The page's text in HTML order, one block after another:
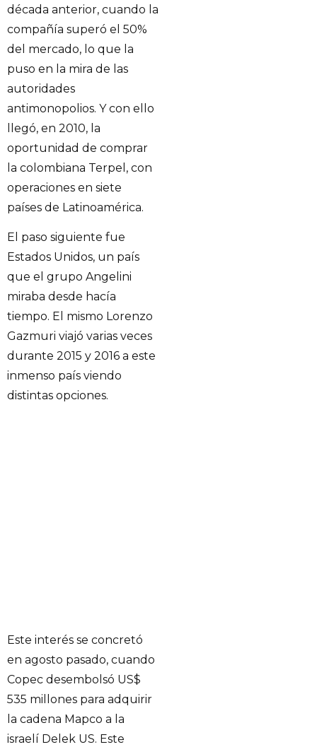
década anterior, cuando la
compañía superó el 50%
del mercado, lo que la
puso en la mira de las
autoridades
antimonopolios. Y con ello
llegó, en 2010, la
oportunidad de comprar
la colombiana Terpel, con
operaciones en siete
países de Latinoamérica.
El paso siguiente fue
Estados Unidos, un país
que el grupo Angelini
miraba desde hacía
tiempo. El mismo Lorenzo
Gazmuri viajó varias veces
durante 2015 y 2016 a este
inmenso país viendo
distintas opciones.
Este interés se concretó
en agosto pasado, cuando
Copec desembolsó US$
535 millones para adquirir
la cadena Mapco a la
israelí Delek US. Este